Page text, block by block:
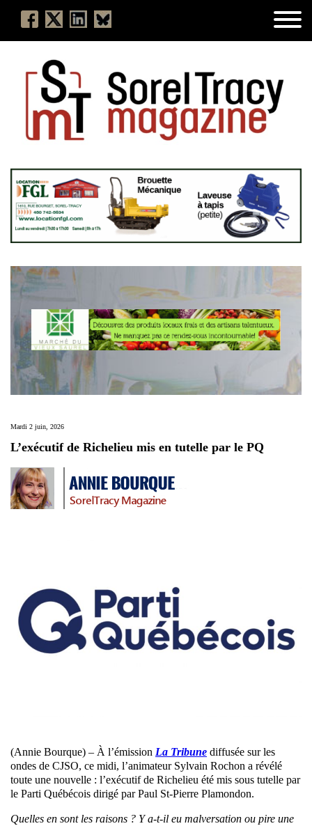
Mardi 2 juin, 2026
L’exécutif de Richelieu mis en tutelle par le PQ
(Annie Bourque) – À l’émission La Tribune diffusée sur les
ondes de CJSO, ce midi, l’animateur Sylvain Rochon a révélé
toute une nouvelle : l’exécutif de Richelieu été mis sous tutelle par
le Parti Québécois dirigé par Paul St-Pierre Plamondon.
Quelles en sont les raisons ? Y a-t-il eu malversation ou pire une